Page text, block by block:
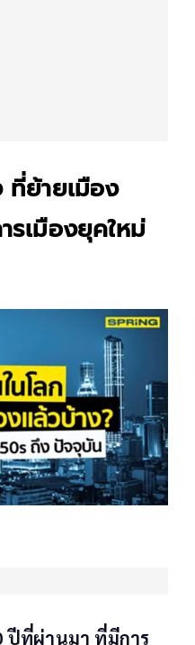
ที่ย้ายเมือง
รเมืองยุคใหม่
ปีที่ผ่านมา ที่มีการ